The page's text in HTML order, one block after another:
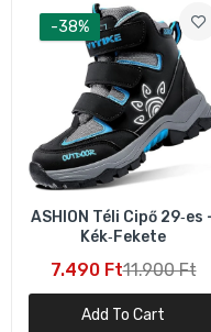
-38%
ASHION Té­li Cipő 29‑es
Kék‑Fekete
7.490 Ft11.900 Ft
Add To Cart